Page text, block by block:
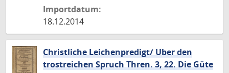
Importdatum:
18.12.2014
Christliche Leichenpredigt/ Uber den
trostreichen Spruch Thren. 3, 22. Die Güte